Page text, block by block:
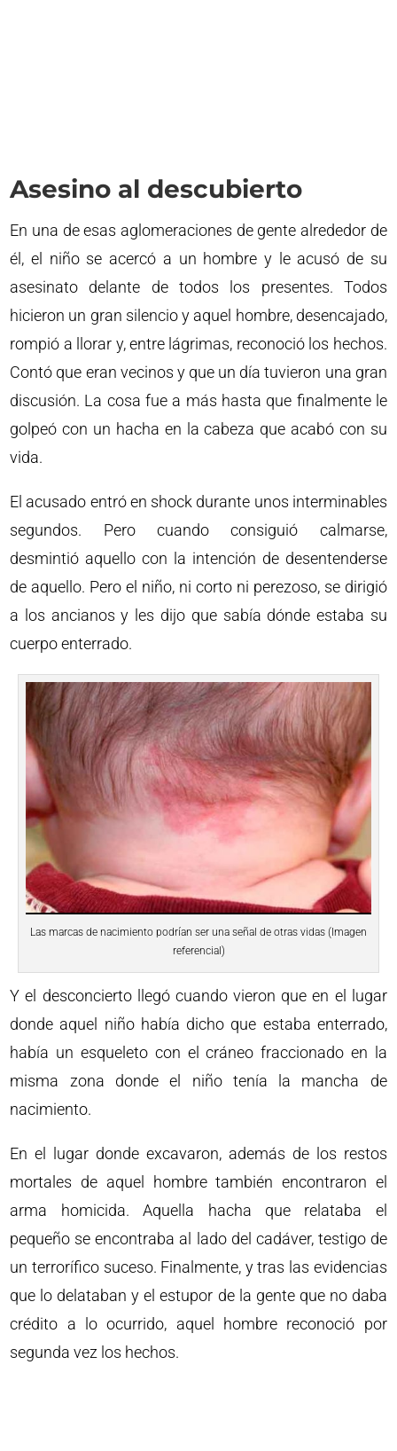
Asesino al descubierto
En una de esas aglomeraciones de gente alrededor de
él, el niño se acercó a un hombre y le acusó de su
asesinato delante de todos los presentes. Todos
hicieron un gran silencio y aquel hombre, desencajado,
rompió a llorar y, entre lágrimas, reconoció los hechos.
Contó que eran vecinos y que un día tuvieron una gran
discusión. La cosa fue a más hasta que finalmente le
golpeó con un hacha en la cabeza que acabó con su
vida.
El acusado entró en shock durante unos interminables
segundos. Pero cuando consiguió calmarse,
desmintió aquello con la intención de desentenderse
de aquello. Pero el niño, ni corto ni perezoso, se dirigió
a los ancianos y les dijo que sabía dónde estaba su
cuerpo enterrado.
Las marcas de nacimiento podrían ser una señal de otras vidas (Imagen
referencial)
Y el desconcierto llegó cuando vieron que en el lugar
donde aquel niño había dicho que estaba enterrado,
había un esqueleto con el cráneo fraccionado en la
misma zona donde el niño tenía la mancha de
nacimiento.
En el lugar donde excavaron, además de los restos
mortales de aquel hombre también encontraron el
arma homicida. Aquella hacha que relataba el
pequeño se encontraba al lado del cadáver, testigo de
un terrorífico suceso. Finalmente, y tras las evidencias
que lo delataban y el estupor de la gente que no daba
crédito a lo ocurrido, aquel hombre reconoció por
segunda vez los hechos.